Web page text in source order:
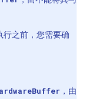
行之前，您需要确
，由